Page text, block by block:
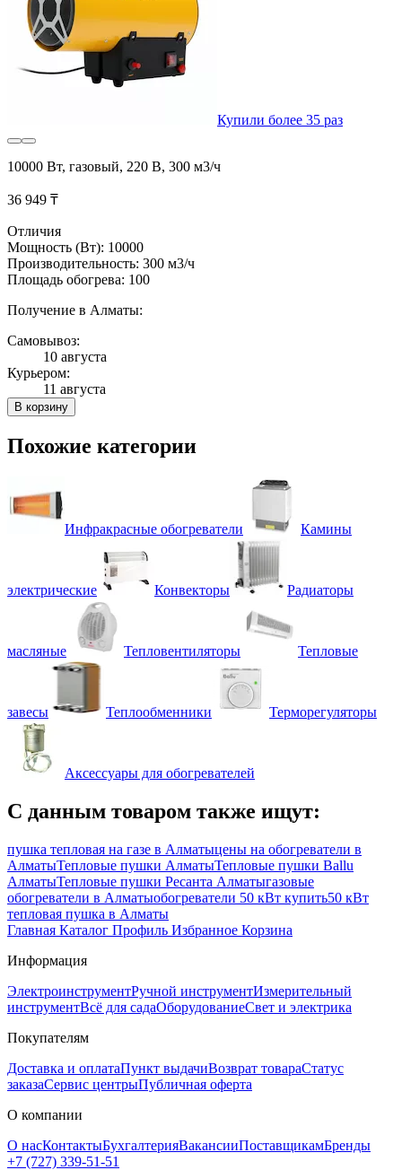
Купили более 35 раз
10000 Вт, газовый, 220 В, 300 м3/ч
36 949 ₸
Отличия
Мощность (Вт): 10000
Производительность: 300 м3/ч
Площадь обогрева: 100
Получение в Алматы:
Самовывоз:
10 августа
Курьером:
11 августа
В корзину
Похожие категории
Инфракрасные обогреватели Камины
электрические Конвекторы Радиаторы
масляные Тепловентиляторы Тепловые
завесы Теплообменники Терморегуляторы
Аксессуары для обогревателей
С данным товаром также ищут:
пушка тепловая на газе в Алматыцены на обогреватели в
АлматыТепловые пушки АлматыТепловые пушки Ballu
АлматыТепловые пушки Ресанта Алматыгазовые
обогреватели в Алматыобогреватели 50 кВт купить50 кВт
тепловая пушка в Алматы
Главная Каталог Профиль Избранное Корзина
Информация
ЭлектроинструментРучной инструментИзмерительный
инструментВсё для садаОборудованиеСвет и электрика
Покупателям
Доставка и оплатаПункт выдачиВозврат товараСтатус
заказаСервис центрыПубличная оферта
О компании
О насКонтактыБухгалтерияВакансииПоставщикамБренды
+7 (727) 339-51-51